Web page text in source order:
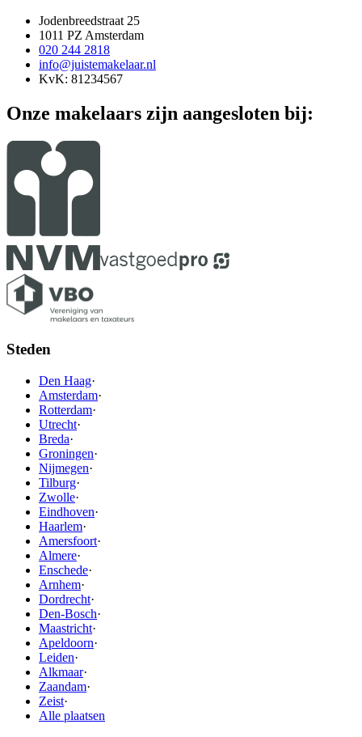
Jodenbreedstraat 25
1011 PZ Amsterdam
020 244 2818
info@juistemakelaar.nl
KvK: 81234567
Onze makelaars zijn aangesloten bij:
Steden
Den Haag·
Amsterdam·
Rotterdam·
Utrecht·
Breda·
Groningen·
Nijmegen·
Tilburg·
Zwolle·
Eindhoven·
Haarlem·
Amersfoort·
Almere·
Enschede·
Arnhem·
Dordrecht·
Den-Bosch·
Maastricht·
Apeldoorn·
Leiden·
Alkmaar·
Zaandam·
Zeist·
Alle plaatsen